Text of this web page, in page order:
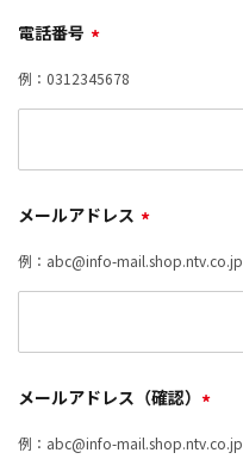
電話番号 *
例：0312345678
メールアドレス *
例：abc@info-mail.shop.ntv.co.jp
メールアドレス（確認） *
例：abc@info-mail.shop.ntv.co.jp